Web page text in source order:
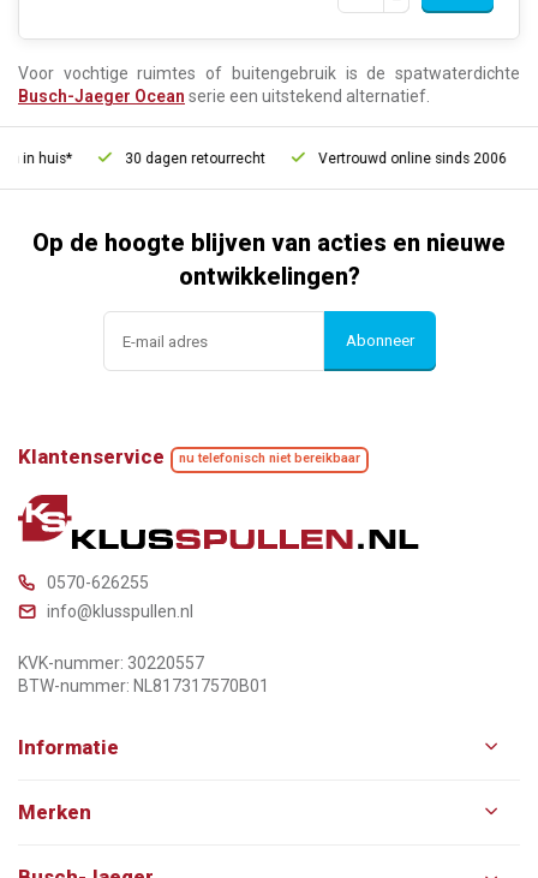
Voor vochtige ruimtes of buitengebruik is de spatwaterdichte
Busch-Jaeger Ocean serie een uitstekend alternatief.
30 dagen retourrecht Vertrouwd online sinds 2006
Op de hoogte blijven van acties en nieuwe
ontwikkelingen?
Abonneer
Klantenservice nu telefonisch niet bereikbaar
0570-626255
info@klusspullen.nl
KVK-nummer: 30220557
BTW-nummer: NL817317570B01
Informatie
Merken